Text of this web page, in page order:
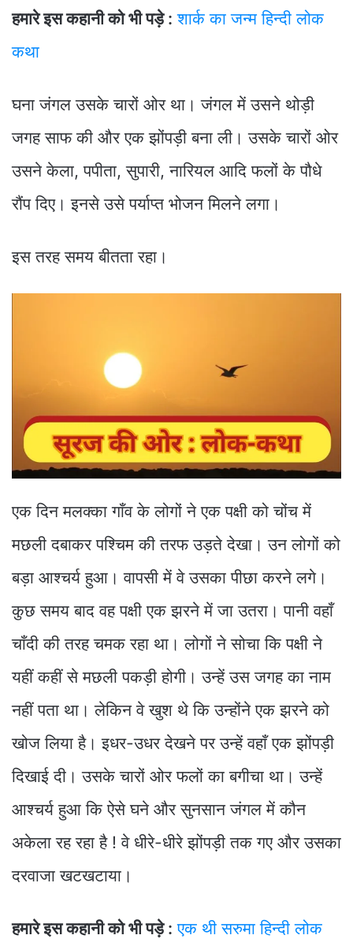
हमारे इस कहानी को भी पड़े : शार्क का जन्म हिन्दी लोक
कथा
घना जंगल उसके चारों ओर था। जंगल में उसने थोड़ी
जगह साफ की और एक झोंपड़ी बना ली। उसके चारों ओर
उसने केला, पपीता, सुपारी, नारियल आदि फलों के पौधे
रौंप दिए। इनसे उसे पर्याप्त भोजन मिलने लगा।
इस तरह समय बीतता रहा।
एक दिन मलक्का गाँव के लोगों ने एक पक्षी को चोंच में
मछली दबाकर पश्चिम की तरफ उड़ते देखा। उन लोगों को
बड़ा आश्चर्य हुआ। वापसी में वे उसका पीछा करने लगे।
कुछ समय बाद वह पक्षी एक झरने में जा उतरा। पानी वहाँ
चाँदी की तरह चमक रहा था। लोगों ने सोचा कि पक्षी ने
यहीं कहीं से मछली पकड़ी होगी। उन्हें उस जगह का नाम
नहीं पता था। लेकिन वे खुश थे कि उन्होंने एक झरने को
खोज लिया है। इधर-उधर देखने पर उन्हें वहाँ एक झोंपड़ी
दिखाई दी। उसके चारों ओर फलों का बगीचा था। उन्हें
आश्चर्य हुआ कि ऐसे घने और सुनसान जंगल में कौन
अकेला रह रहा है ! वे धीरे-धीरे झोंपड़ी तक गए और उसका
दरवाजा खटखटाया।
हमारे इस कहानी को भी पड़े : एक थी सरुमा हिन्दी लोक